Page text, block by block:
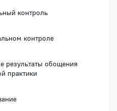
контроль
контроле
результаты обощения
практики